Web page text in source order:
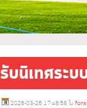
รับนิเทศระ
2026-03-26 17:48:58 ใน กิจกร